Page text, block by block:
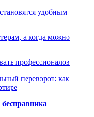
удобным
а когда можно
профессионалов
переворот: как